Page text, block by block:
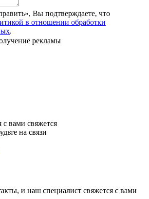
Вы подтверждаете, что
в отношении обработки
.
рекламы
вами свяжется
на связи
и наш специалист свяжется с вами